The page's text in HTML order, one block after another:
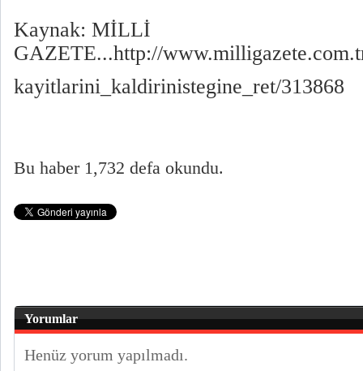
Kaynak: MİLLİ
GAZETE...http://
kayitlarini_kaldirinistegine_ret/313868
Bu haber 1,732 defa okundu.
Yorumlar
Henüz yorum yapılmadı.